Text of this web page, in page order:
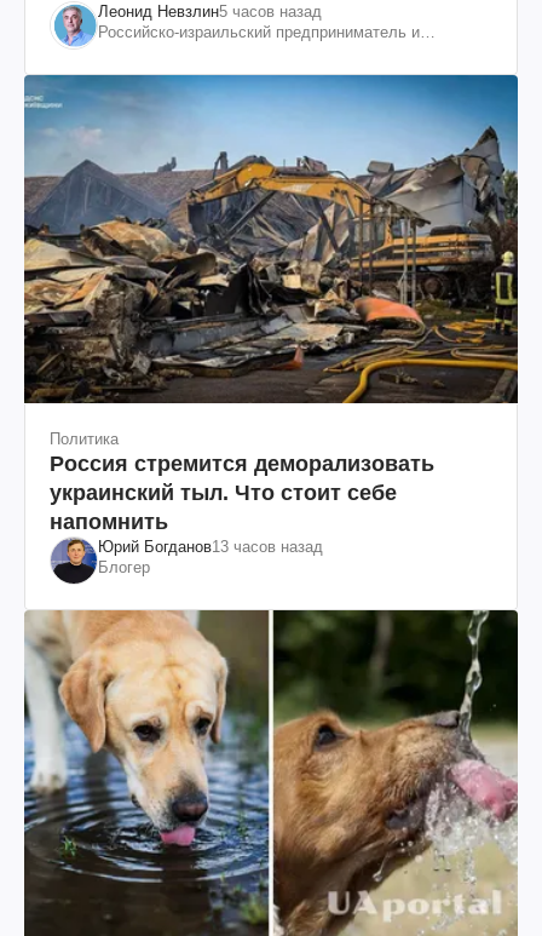
Леонид Невзлин5 часов назад
Российско-израильский предприниматель и
"ЮКОСа"
Политика
Россия стремится деморализовать
украинский тыл. Что стоит себе
напомнить
Юрий Богданов13 часов назад
Блогер